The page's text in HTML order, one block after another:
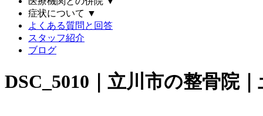
症状について ▼
よくある質問と回答
スタッフ紹介
ブログ
DSC_5010｜立川市の整骨院